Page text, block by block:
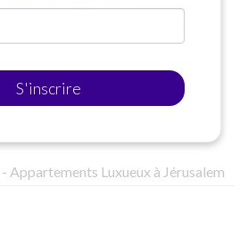
S'inscrire
Appartements Luxueux à Jérusalem